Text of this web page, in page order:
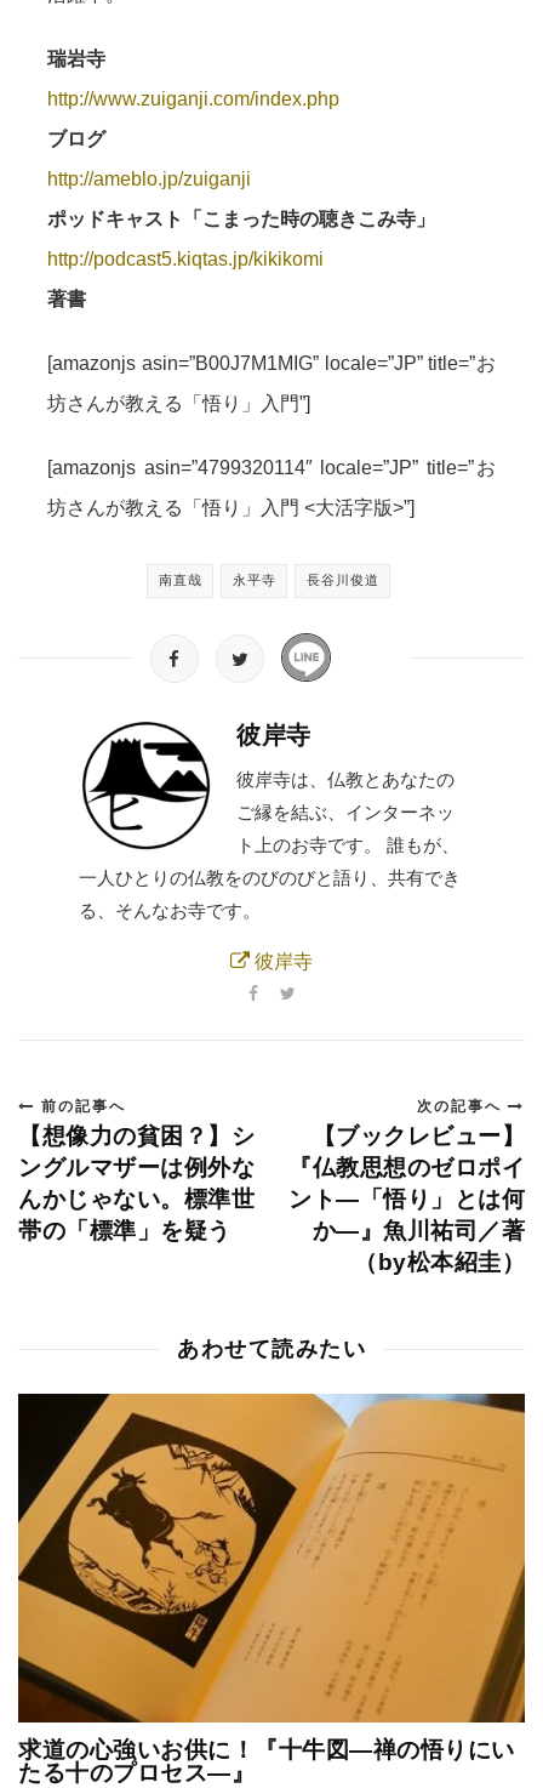
瑞岩寺
http://www.zuiganji.com/index.php
ブログ
http://ameblo.jp/zuiganji
ポッドキャスト「こまった時の聴きこみ寺」
http://podcast5.kiqtas.jp/kikikomi
著書
[amazonjs asin=”B00J7M1MIG” locale=”JP” title=”お
坊さんが教える「悟り」入門”]
[amazonjs asin=”4799320114″ locale=”JP” title=”お
坊さんが教える「悟り」入門 <大活字版>”]
南直哉 永平寺 長谷川俊道
彼岸寺
彼岸寺は、仏教とあなたの
ご縁を結ぶ、インターネッ
ト上のお寺です。 誰もが、
一人ひとりの仏教をのびのびと語り、共有でき
る、そんなお寺です。
彼岸寺
前の記事へ
【想像力の貧困？】シ
ングルマザーは例外な
んかじゃない。標準世
帯の「標準」を疑う
次の記事へ
【ブックレビュー】
『仏教思想のゼロポイ
ント―「悟り」とは何
か―』魚川祐司／著
（by松本紹圭）
あわせて読みたい
求道の心強いお供に！『十牛図―禅の悟りにい
たる十のプロセス―』